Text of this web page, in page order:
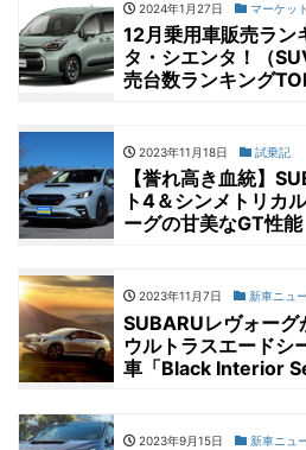
2024年1月27日 マーケット
12月乗用車販売ラン
タ・シエンタ！（
売台数ランキング
2023年11月18日 試乗記
【誉れ高き血統】
ト4＆シンメトリカ
ーグの甘美なGT性能
2023年11月7日 新車ニュ
SUBARUレヴォーグ
ウルトラスエードシ
車「Black Interior
2023年9月15日 新車ニュ